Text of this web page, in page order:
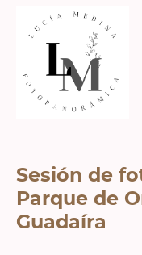
Sesión de
Parque de
Guadaíra